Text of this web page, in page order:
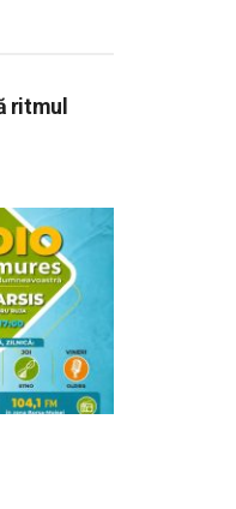
ritmul